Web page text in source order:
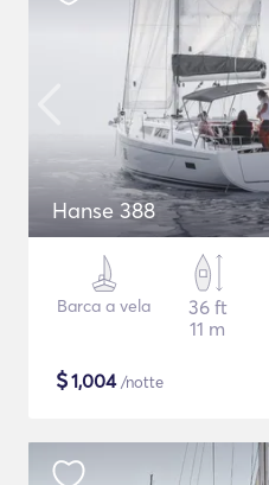
Hanse 388
Barca a vela
36 ft
11 m
$1,004/notte